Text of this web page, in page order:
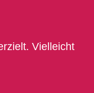
Vielleicht